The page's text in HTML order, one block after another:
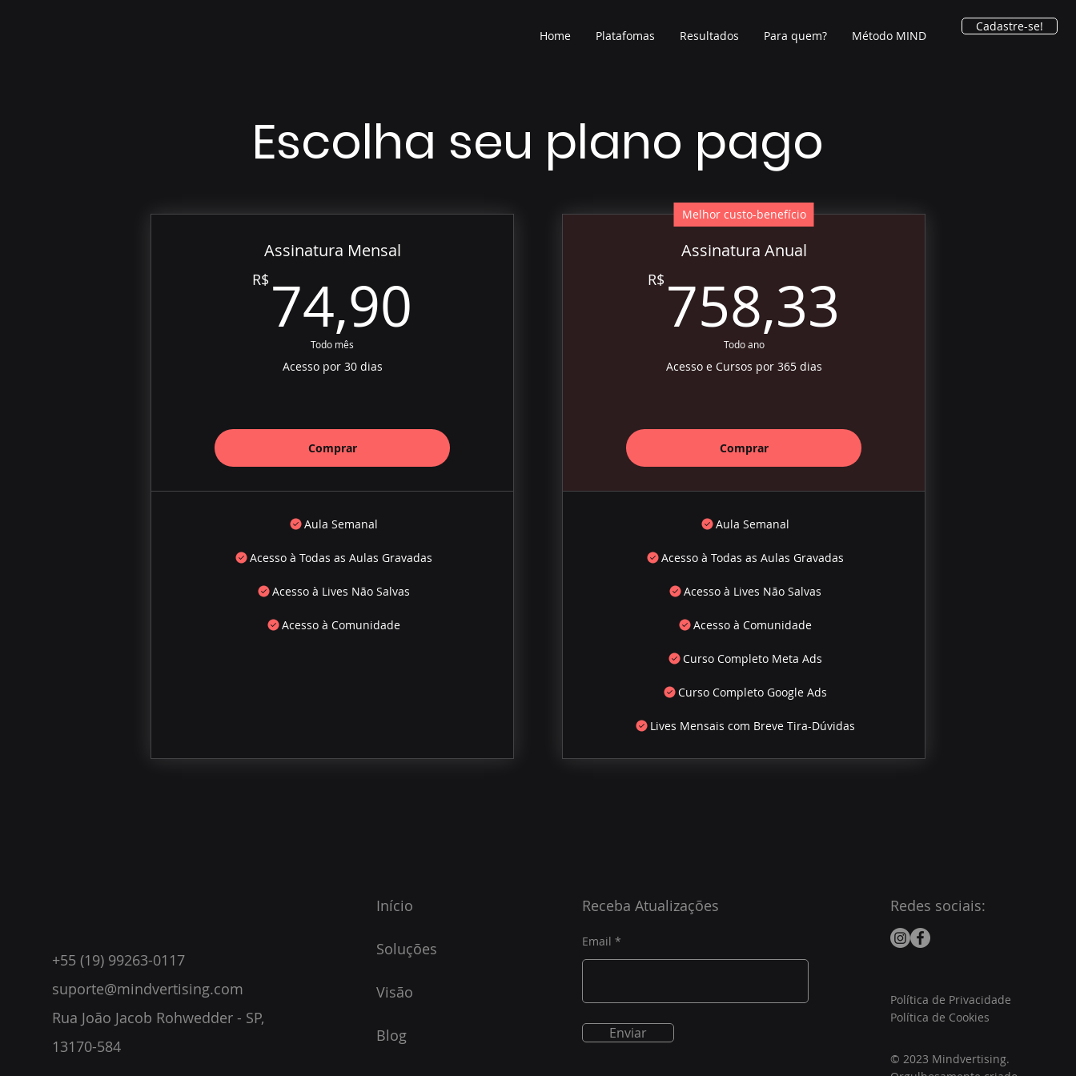
Home Platafomas Resultados Para quem? Método MIND
Cadastre-se!
Escolha seu plano pago
Assinatura Mensal
R$ 74,90
Todo mês
Acesso por 30 dias
Comprar
Aula Semanal
Acesso à Todas as Aulas Gravadas
Acesso à Lives Não Salvas
Acesso à Comunidade
Melhor custo-benefício
Assinatura Anual
R$ 758,33
Todo ano
Acesso e Cursos por 365 dias
Comprar
Aula Semanal
Acesso à Todas as Aulas Gravadas
Acesso à Lives Não Salvas
Acesso à Comunidade
Curso Completo Meta Ads
Curso Completo Google Ads
Lives Mensais com Breve Tira-Dúvidas
+55 (19) 99263-0117
suporte@mindvertising.com
Rua João Jacob Rohwedder - SP,
13170-584
Início
Soluções
Visão
Blog
Receba Atualizações
Email
Enviar
Redes sociais:
Política de Privacidade
Política de Cookies
© 2023 Mindvertising.